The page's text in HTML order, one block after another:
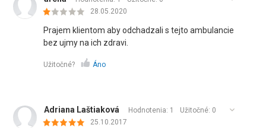
28.05.2020
Prajem klientom aby odchadzali s tejto ambulancie
bez ujmy na ich zdravi.
Užitočné? Áno
Adriana Laštiaková Hodnotenia: 1 Užitočné: 0
25.10.2017